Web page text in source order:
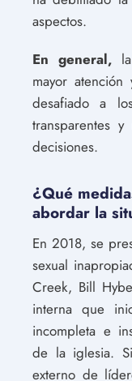
aspectos.
En general,
mayor
desafiado a
transparentes
decisiones.
¿Qué
abordar la
En 2018, se
sexual
Creek, Bill
interna que
incompleta e
de la iglesia.
externo de